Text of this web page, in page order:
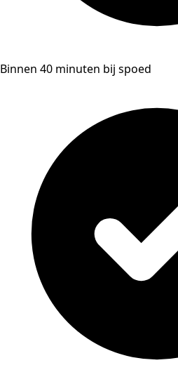
Binnen 40 minuten bij spoed